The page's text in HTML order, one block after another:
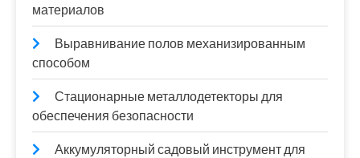
материалов
Выравнивание полов механизированным
способом
Стационарные металлодетекторы для
обеспечения безопасности
Аккумуляторный садовый инструмент для